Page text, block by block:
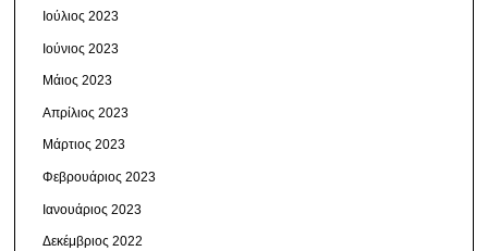
Ιούλιος 2023
Ιούνιος 2023
Μάιος 2023
Απρίλιος 2023
Μάρτιος 2023
Φεβρουάριος 2023
Ιανουάριος 2023
Δεκέμβριος 2022